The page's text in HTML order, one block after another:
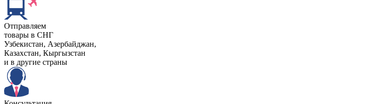
Отправляем
товары в СНГ
Узбекистан, Aзербайджан,
Казахстан, Кыргызстан
и в другие страны